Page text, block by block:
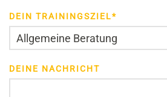
DEIN TRAININGSZIEL*
DEINE NACHRICHT